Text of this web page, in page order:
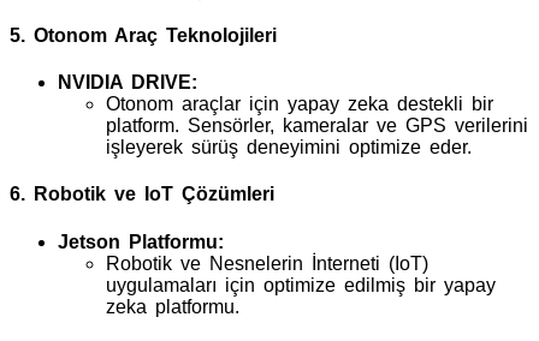
5. Otonom Araç Teknolojileri
NVIDIA DRIVE:
Otonom araçlar için yapay zeka destekli bir
platform. Sensörler, kameralar ve GPS verilerini
işleyerek sürüş deneyimini optimize eder.
6. Robotik ve IoT Çözümleri
Jetson Platformu:
Robotik ve Nesnelerin İnterneti (IoT)
uygulamaları için optimize edilmiş bir yapay
zeka platformu.